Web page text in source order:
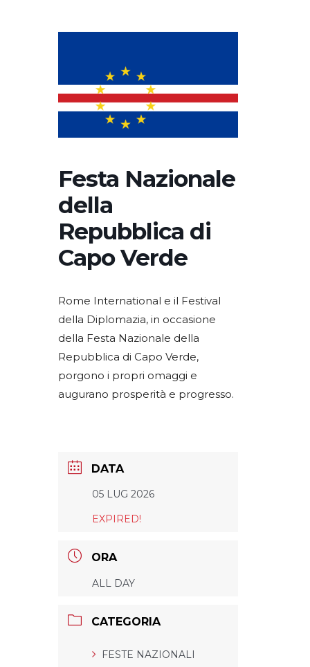
Festa Nazionale
della
Repubblica di
Capo Verde
Rome International e il Festival
della Diplomazia, in occasione
della Festa Nazionale della
Repubblica di Capo Verde,
porgono i propri omaggi e
augurano prosperità e progresso.
DATA
05 LUG 2026
EXPIRED!
ORA
ALL DAY
CATEGORIA
FESTE NAZIONALI